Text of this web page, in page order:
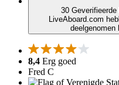
30 Geverifieerde
LiveAboard.com
deelgenomen
8,4 Erg goed
Fred C